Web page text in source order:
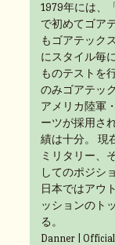
1979年には、
で初めてゴア
もゴアテック
にスタイル毎
ものテストを
のみゴアテッ
アメリカ陸軍
ーツが採用さ
績は十分。 現
ミリタリー、
してのポジシ
日本ではアウ
ッションのト
る。
Danner |